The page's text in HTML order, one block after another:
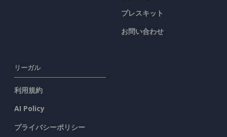
プレスキット
お問い合わせ
リーガル
利用規約
AI Policy
プライバシーポリシー